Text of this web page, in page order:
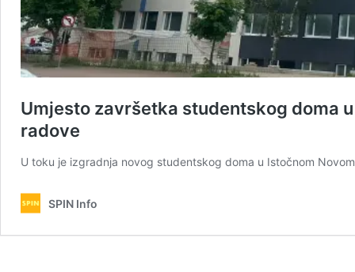
Umjesto završetka studentskog doma
radove
U toku je izgradnja novog studentskog doma u Istočnom
SPIN Info